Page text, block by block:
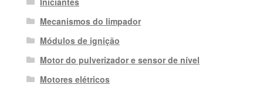
Mecanismos do limpador
Módulos de ignição
Motor do pulverizador e sensor de nível
Motores elétricos